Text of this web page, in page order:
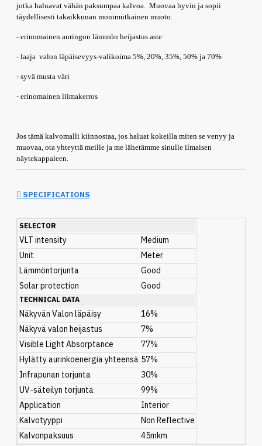
jotka haluavat vähän paksumpaa kalvoa. Muovaa hyvin ja sopii
täydellisesti takaikkunan monimutkainen muoto.
- erinomainen auringon lämmön heijastus aste
- laaja valon läpäisevyys-valikoima 5%, 20%, 35%, 50% ja 70%
- syvä musta väri
- erinomainen liimakerros
Jos tämä kalvomalli kiinnostaa, jos haluat kokeilla miten se venyy ja
muovaa, ota yhteyttä meille ja me lähetämme sinulle ilmaisen
näytekappaleen.
SPECIFICATIONS
SELECTOR
VLT intensity
Medium
Unit
Meter
Lämmöntorjunta
Good
Solar protection
Good
TECHNICAL DATA
Näkyvän Valon läpäisy
16%
Näkyvä valon heijastus
7%
Visible Light Absorptance
77%
Hylätty aurinkoenergia yhteensä 57%
Infrapunan torjunta
30%
UV-säteilyn torjunta
99%
Application
Interior
Kalvotyyppi
Non Reflective
Kalvonpaksuus
45mkm